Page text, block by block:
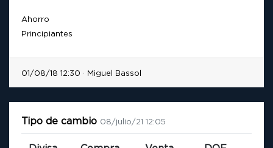
Ahorro
Principiantes
01/08/18 12:30 · Miguel Bassol
Tipo de cambio 08/julio/21 12:05